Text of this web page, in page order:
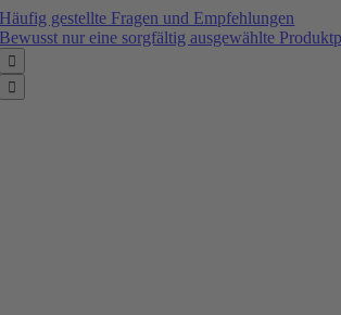
Zum
Inhalt
springen
Häufig gestellte Fragen und Empfehlungen
Bewusst nur eine sorgfältig ausgewählte

